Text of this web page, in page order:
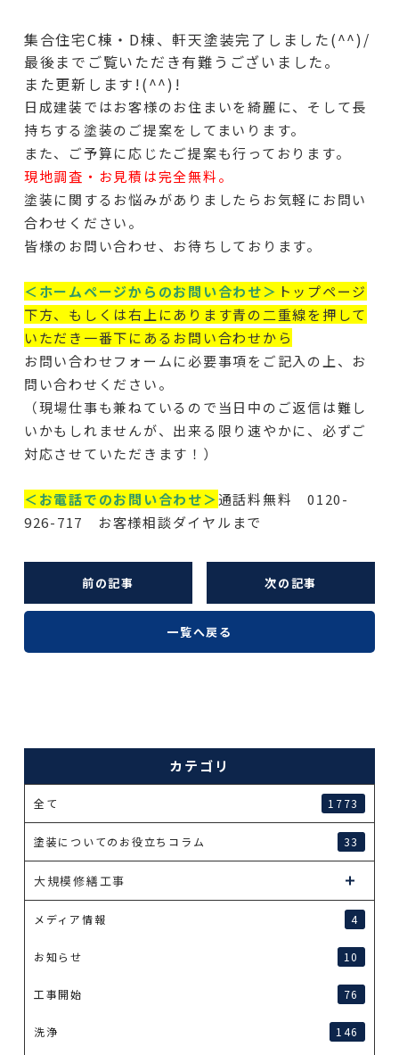
集合住宅C棟・D棟、軒天塗装完了しました(^^)/
最後までご覧いただき有難うございました。
また更新します!(^^)!
日成建装ではお客様のお住まいを綺麗に、そして長
持ちする塗装のご提案をしてまいります。
また、ご予算に応じたご提案も行っております。
現地調査・お見積は完全無料。
塗装に関するお悩みがありましたらお気軽にお問い
合わせください。
皆様のお問い合わせ、お待ちしております。
＜ホームページからのお問い合わせ＞ トップページ
下方、もしくは右上にあります青の二重線を押して
いただき一番下にあるお問い合わせから
お問い合わせフォームに必要事項をご記入の上、お
問い合わせください。
（現場仕事も兼ねているので当日中のご返信は難し
いかもしれませんが、出来る限り速やかに、必ずご
対応させていただきます！）
＜お電話でのお問い合わせ＞通話料無料 0120-
926-717 お客様相談ダイヤルまで
前の記事 次の記事
一覧へ戻る
カテゴリ
全て 1773
塗装についてのお役立ちコラム 33
大規模修繕工事
メディア情報 4
お知らせ 10
工事開始 76
洗浄 146